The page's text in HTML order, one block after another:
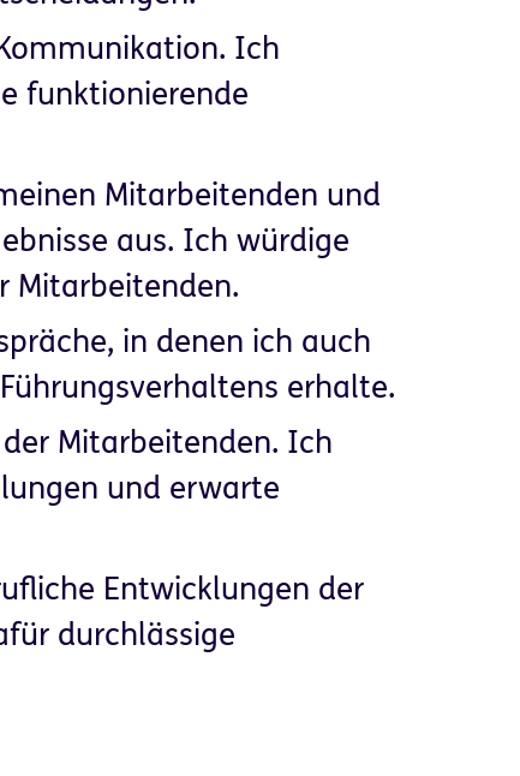
Ich
funktionierende
Mitarbeitenden und
aus. Ich würdige
Mitarbeitenden.
in denen ich auch
erhalte.
Mitarbeitenden. Ich
und erwarte
Entwicklungen der
durchlässige